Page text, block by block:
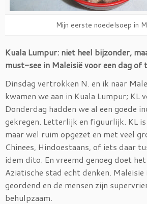
Mijn eerste noedelsoep in
Kuala Lumpur: niet heel bijzonder,
must-see in Maleisië voor een dag of
Dinsdag vertrokken N. en ik naar
kwamen we aan in Kuala Lumpur; KL
Donderdag hadden we al een goede
gekregen. Letterlijk en figuurlijk. KL
maar wel ruim opgezet en met veel
Chinees, Hindoestaans, of iets daar
idem dito. En vreemd genoeg doet het
Aziatische stad echt denken.
geordend en de mensen zijn
behulpzaam.